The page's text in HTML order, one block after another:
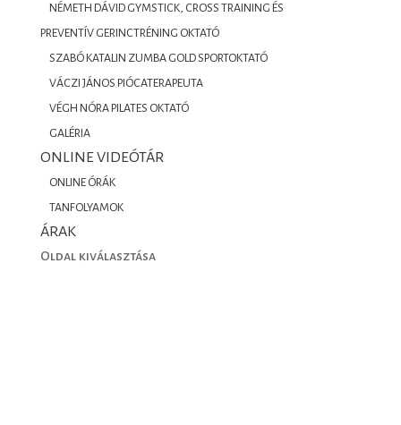
NÉMETH DÁVID GYMSTICK, CROSS TRAINING ÉS
PREVENTÍV GERINCTRÉNING OKTATÓ
SZABÓ KATALIN ZUMBA GOLD SPORTOKTATÓ
VÁCZI JÁNOS PIÓCATERAPEUTA
VÉGH NÓRA PILATES OKTATÓ
GALÉRIA
ONLINE VIDEÓTÁR
ONLINE ÓRÁK
TANFOLYAMOK
ÁRAK
Oldal kiválasztása